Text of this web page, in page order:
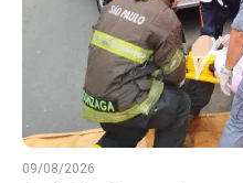
09/08/2026